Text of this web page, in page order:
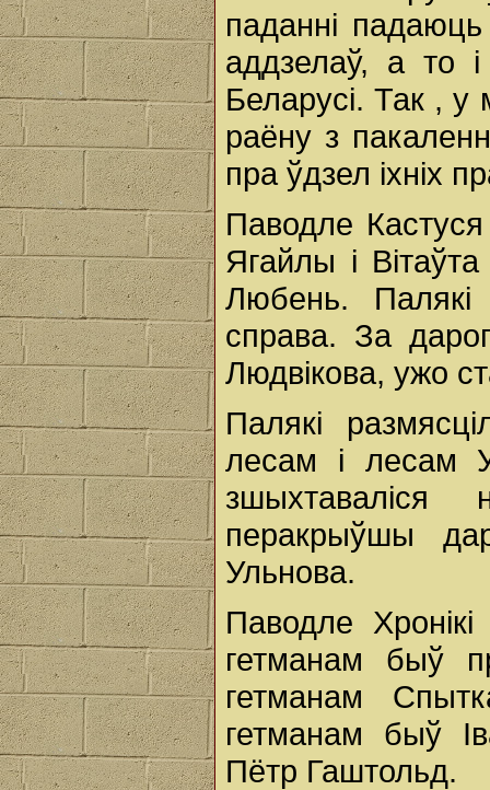
паданні падаюць
аддзелаў, а то
Беларусі. Так , у
раёну з
пра ўдзел іхніх
Паводле
Ягайлы і
Любень.
справа. За
Людвікова, ужо
Палякі
лесам і лесам
зшыхтаваліся
перакрыўшы
Ульнова.
Паводле
гетманам быў
гетманам
гетманам быў
Пётр Гаштольд.